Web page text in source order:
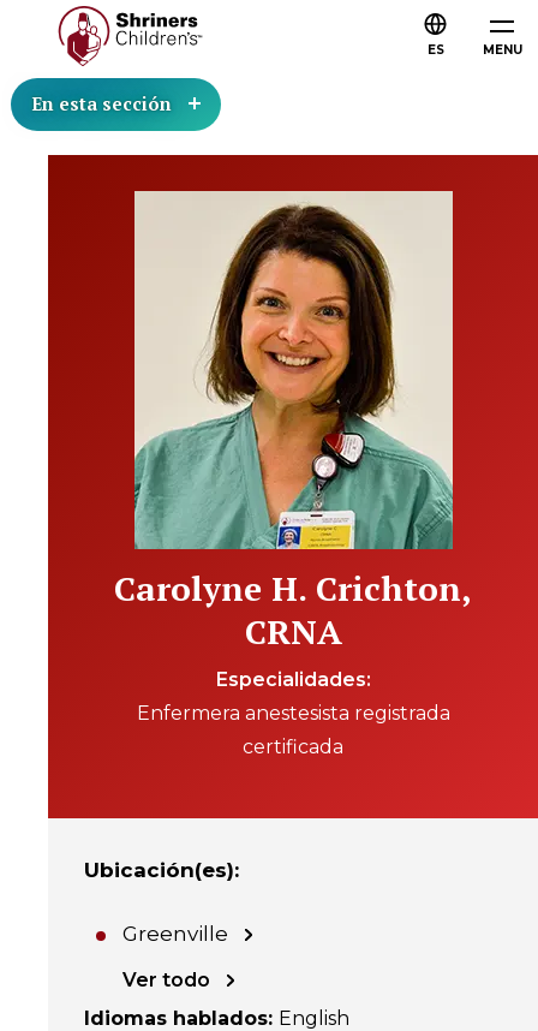
MENU
ES
En esta sección
Carolyne H. Crichton,
CRNA
Especialidades
Enfermera anestesista registrada
certificada
Ubicación(es):
Greenville
Ver todo
Idiomas hablados: English